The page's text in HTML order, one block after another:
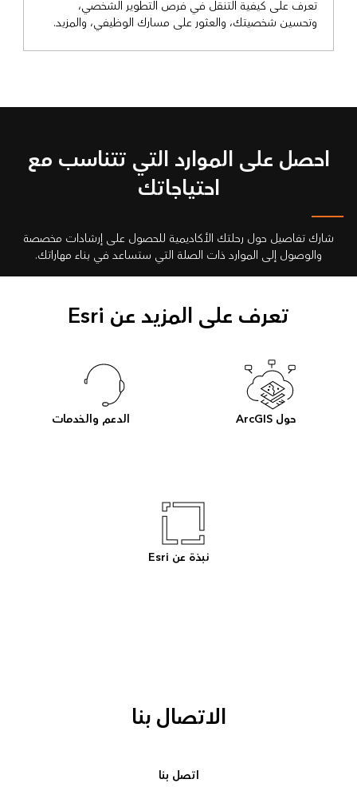
تعرف على كيفية التنقل في فرص التطوير الشخصي،
وتحسين شخصيتك، والعثور على مسارك الوظيفي، والمزيد.
احصل على الموارد التي تتناسب مع
احتياجاتك
شارك تفاصيل حول رحلتك الأكاديمية للحصول على إرشادات مخصصة
والوصول إلى الموارد ذات الصلة التي ستساعد في بناء مهاراتك.
تعرف على المزيد عن Esri
حول ArcGIS الدعم والخدمات
نبذة عن Esri
الاتصال بنا
اتصل بنا